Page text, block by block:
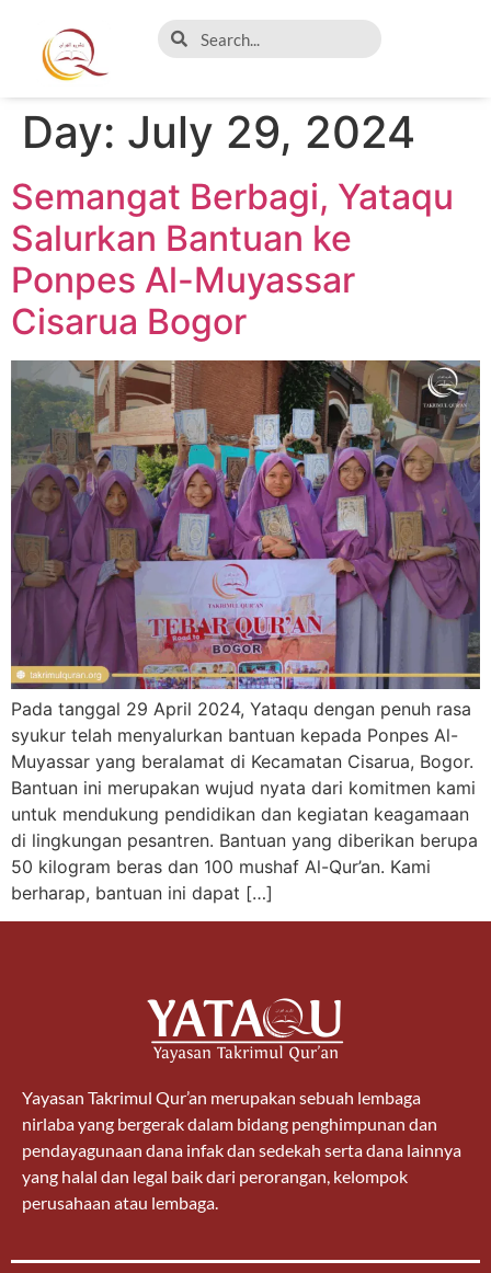
Day: July 29, 2024
Semangat Berbagi, Yataqu
Salurkan Bantuan ke
Ponpes Al-Muyassar
Cisarua Bogor
Pada tanggal 29 April 2024, Yataqu dengan penuh rasa
syukur telah menyalurkan bantuan kepada Ponpes Al-
Muyassar yang beralamat di Kecamatan Cisarua, Bogor.
Bantuan ini merupakan wujud nyata dari komitmen kami
untuk mendukung pendidikan dan kegiatan keagamaan
di lingkungan pesantren. Bantuan yang diberikan berupa
50 kilogram beras dan 100 mushaf Al-Qur’an. Kami
berharap, bantuan ini dapat […]
Yayasan Takrimul Qur’an merupakan sebuah lembaga
nirlaba yang bergerak dalam bidang penghimpunan dan
pendayagunaan dana infak dan sedekah serta dana lainnya
yang halal dan legal baik dari perorangan, kelompok
perusahaan atau lembaga.